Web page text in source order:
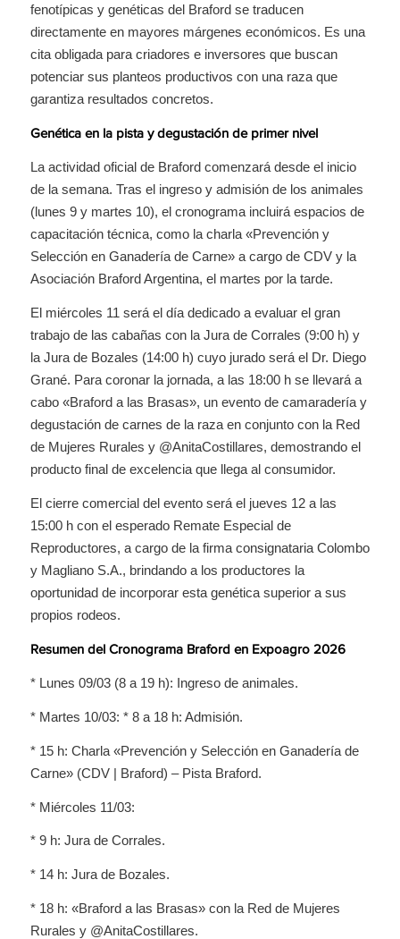
fenotípicas y genéticas del Braford se traducen
directamente en mayores márgenes económicos. Es una
cita obligada para criadores e inversores que buscan
potenciar sus planteos productivos con una raza que
garantiza resultados concretos.
Genética en la pista y degustación de primer nivel
La actividad oficial de Braford comenzará desde el inicio
de la semana. Tras el ingreso y admisión de los animales
(lunes 9 y martes 10), el cronograma incluirá espacios de
capacitación técnica, como la charla «Prevención y
Selección en Ganadería de Carne» a cargo de CDV y la
Asociación Braford Argentina, el martes por la tarde.
El miércoles 11 será el día dedicado a evaluar el gran
trabajo de las cabañas con la Jura de Corrales (9:00 h) y
la Jura de Bozales (14:00 h) cuyo jurado será el Dr. Diego
Grané. Para coronar la jornada, a las 18:00 h se llevará a
cabo «Braford a las Brasas», un evento de camaradería y
degustación de carnes de la raza en conjunto con la Red
de Mujeres Rurales y @AnitaCostillares, demostrando el
producto final de excelencia que llega al consumidor.
El cierre comercial del evento será el jueves 12 a las
15:00 h con el esperado Remate Especial de
Reproductores, a cargo de la firma consignataria Colombo
y Magliano S.A., brindando a los productores la
oportunidad de incorporar esta genética superior a sus
propios rodeos.
Resumen del Cronograma Braford en Expoagro 2026
* Lunes 09/03 (8 a 19 h): Ingreso de animales.
* Martes 10/03: * 8 a 18 h: Admisión.
* 15 h: Charla «Prevención y Selección en Ganadería de
Carne» (CDV | Braford) – Pista Braford.
* Miércoles 11/03:
* 9 h: Jura de Corrales.
* 14 h: Jura de Bozales.
* 18 h: «Braford a las Brasas» con la Red de Mujeres
Rurales y @AnitaCostillares.